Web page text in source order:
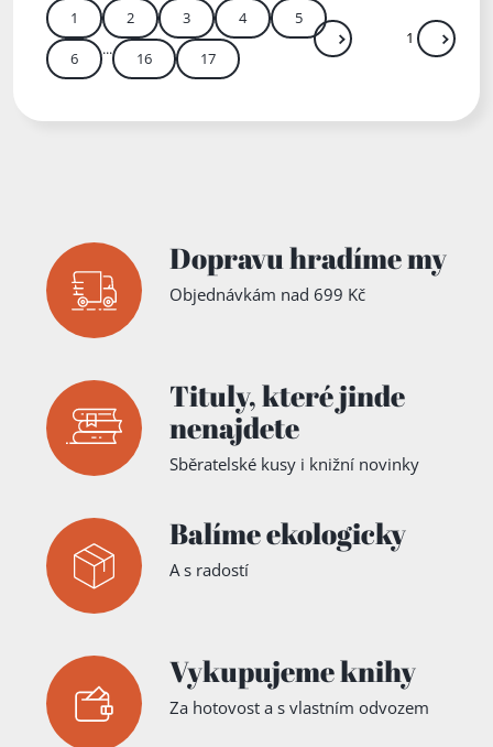
1 2 3 4 5
6 ... 16 17 Další Přejít
Dopravu hradíme my
Objednávkám nad 699 Kč
Tituly,které jinde
nenajdete
Sběratelské kusy i knižní novinky
Balíme ekologicky
A s radostí
Vykupujeme knihy
Za hotovost a s vlastním odvozem